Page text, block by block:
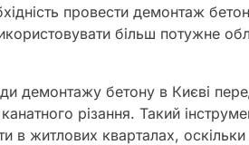
провести демонтаж
більш потужне
демонтажу бетону в Києві
різання. Такий
в житлових кварталах,